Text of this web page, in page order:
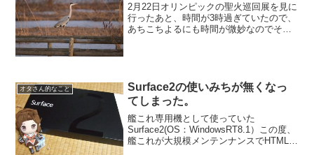
2月22日オリンピックの聖火巡回展を見に
行ったあと、時間が3時過ぎていたので、
あちこちよるにも時間が微妙なのでその
オタさん的なこと
Surface2の使いみちが無くなっ
てしまった。
艦これ専用機として使っていた
Surface2(OS：WindowsRT8.1）この度、
艦これが大規模メンテンナンスでHTML5